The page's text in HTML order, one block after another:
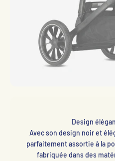
Design
Avec son design noir et
parfaitement assortie à la
fabriquée dans des